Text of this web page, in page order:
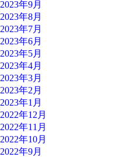
2023年9月
2023年8月
2023年7月
2023年6月
2023年5月
2023年4月
2023年3月
2023年2月
2023年1月
2022年12月
2022年11月
2022年10月
2022年9月